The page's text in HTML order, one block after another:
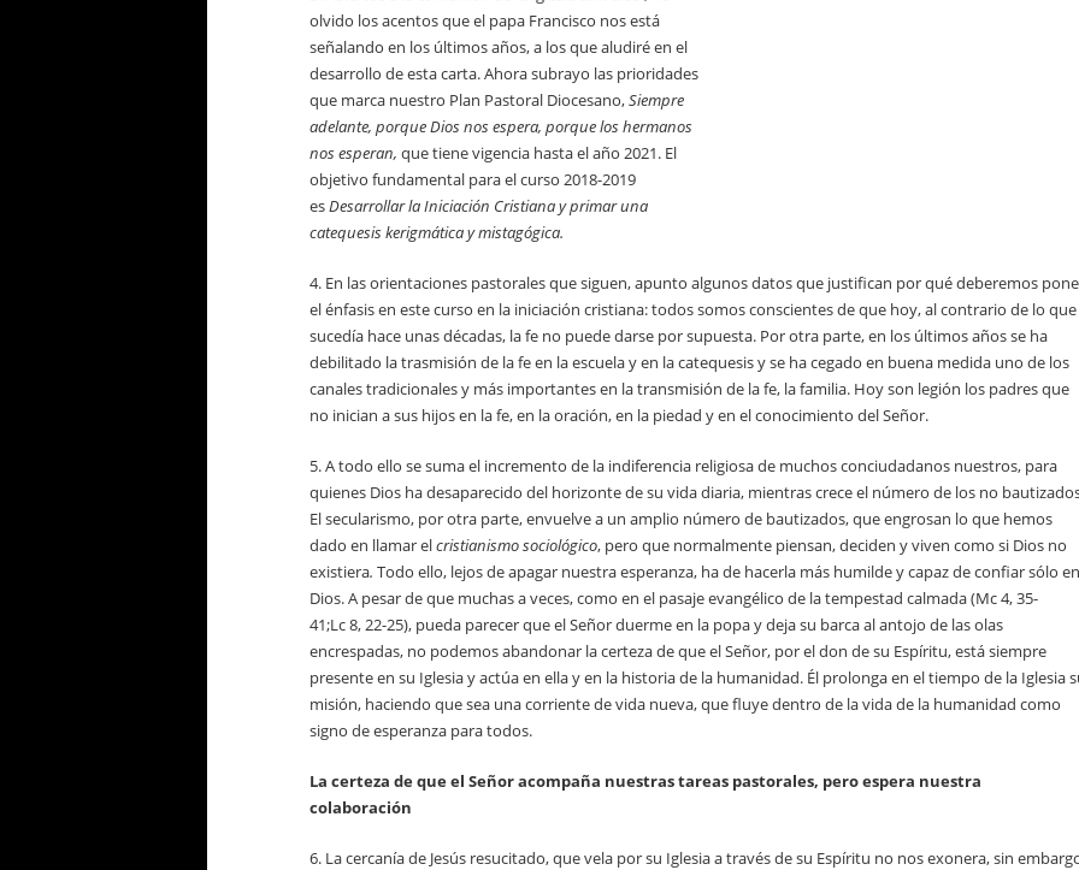
olvido los acentos que el papa Francisco nos está
señalando en los últimos años, a los que aludiré en el
desarrollo de esta carta. Ahora subrayo las prioridades
que marca nuestro Plan Pastoral Diocesano,Siempre
adelante, porque Dios nos espera, porque los hermanos
nos esperan, que tiene vigencia hasta el año 2021. El
objetivo fundamental para el curso 2018-2019
esDesarrollar la Iniciación Cristiana y primar una
catequesis kerigmática y mistagógica.
4. En las orientaciones pastorales que siguen, apunto algunos datos que justifican por qué deberemos
el énfasis en este curso en la iniciación cristiana: todos somos conscientes de que hoy, al contrario de lo que
sucedía hace unas décadas, la fe no puede darse por supuesta. Por otra parte, en los últimos años se ha
debilitado la trasmisión de la fe en la escuela y en la catequesis y se ha cegado en buena medida uno de los
canales tradicionales y más importantes en la transmisión de la fe, la familia. Hoy son legión los padres que
no inician a sus hijos en la fe, en la oración, en la piedad y en el conocimiento del Señor.
5. A todo ello se suma el incremento de la indiferencia religiosa de muchos conciudadanos nuestros, para
quienes Dios ha desaparecido del horizonte de su vida diaria, mientras crece el número de los no
El secularismo, por otra parte, envuelve a un amplio número de bautizados, que engrosan lo que hemos
dado en llamar elcristianismo sociológico, pero que normalmente piensan, deciden y viven como si Dios no
existiera. Todo ello, lejos de apagar nuestra esperanza, ha de hacerla más humilde y capaz de confiar sólo en
Dios. A pesar de que muchas a veces, como en el pasaje evangélico de la tempestad calmada (Mc 4, 35-
41;Lc 8, 22-25), pueda parecer que el Señor duerme en la popa y deja su barca al antojo de las olas
encrespadas, no podemos abandonar la certeza de que el Señor, por el don de su Espíritu, está siempre
presente en su Iglesia y actúa en ella y en la historia de la humanidad. Él prolonga en el tiempo de la Iglesia
misión, haciendo que sea una corriente de vida nueva, que fluye dentro de la vida de la humanidad como
signo de esperanza para todos.
La certeza de que el Señor acompaña nuestras tareas pastorales, pero espera nuestra
colaboración
6. La cercanía de Jesús resucitado, que vela por su Iglesia a través de su Espíritu no nos exonera, sin